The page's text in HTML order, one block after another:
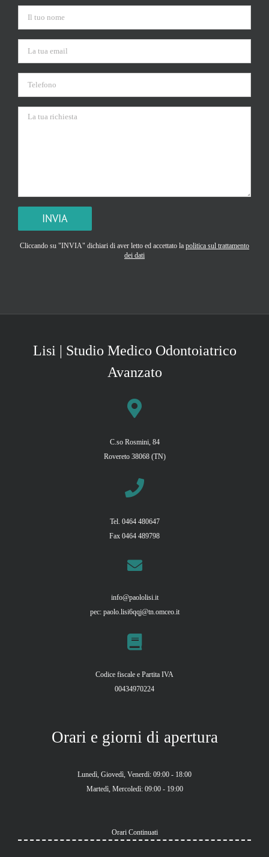
Si prega di lasciare vuoto questo campo.
Cliccando su "INVIA" dichiari di aver letto ed accettato la politica sul trattamento
dei dati
Lisi | Studio Medico Odontoiatrico
Avanzato
C.so Rosmini, 84
Rovereto 38068 (TN)
Tel. 0464 480647
Fax 0464 489798
info@paololisi.it
pec: paolo.lisi6qqj@tn.omceo.it
Codice fiscale e Partita IVA
00434970224
Orari e giorni di apertura
Lunedì, Giovedì, Venerdì: 09:00 - 18:00
Martedì, Mercoledì: 09:00 - 19:00
Orari Continuati